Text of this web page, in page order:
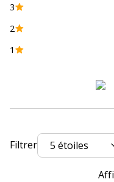
3
2
1
Filtrer